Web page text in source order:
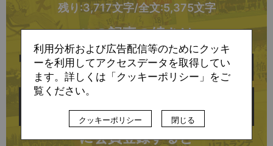
残り:3,717文字/全文:5,375文字
この記事の続きは
に会員登録すると
利用分析および広告配信等のためにクッキ
ーを利用してアクセスデータを取得してい
ます。詳しくは「クッキーポリシー」をご
覧ください。
クッキーポリシー 閉じる